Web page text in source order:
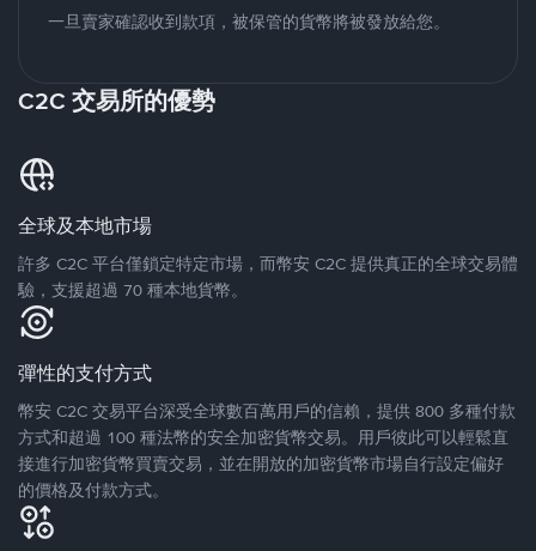
一旦賣家確認收到款項，被保管的貨幣將被發放給您。
C2C 交易所的優勢
全球及本地市場
許多 C2C 平台僅鎖定特定市場，而幣安 C2C 提供真正的全球交易體
驗，支援超過 70 種本地貨幣。
彈性的支付方式
幣安 C2C 交易平台深受全球數百萬用戶的信賴，提供 800 多種付款
方式和超過 100 種法幣的安全加密貨幣交易。用戶彼此可以輕鬆直
接進行加密貨幣買賣交易，並在開放的加密貨幣市場自行設定偏好
的價格及付款方式。